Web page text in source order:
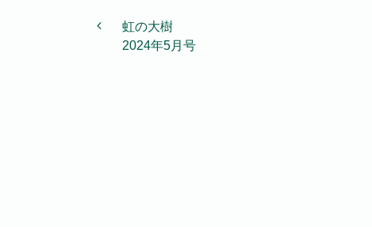
虹の大樹
2024年5月号